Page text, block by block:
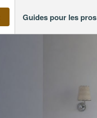
Guides pour les pros